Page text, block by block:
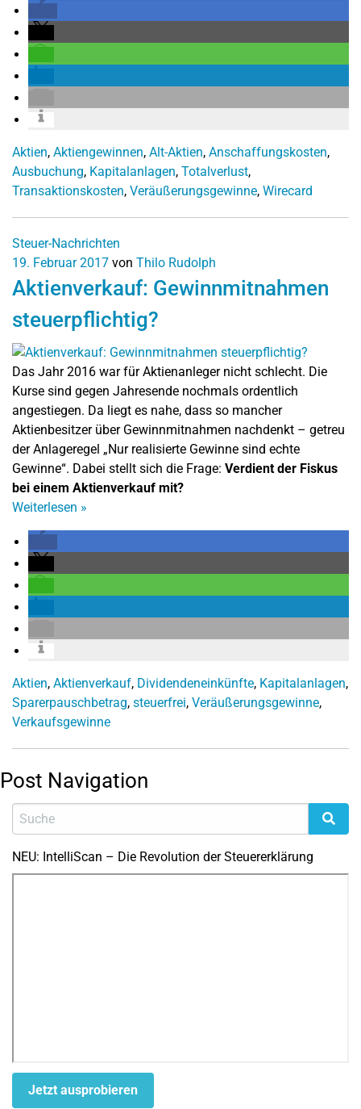
Aktien, Aktiengewinnen, Alt-Aktien, Anschaffungskosten,
Ausbuchung, Kapitalanlagen, Totalverlust,
Transaktionskosten, Veräußerungsgewinne, Wirecard
Steuer-Nachrichten
19. Februar 2017 von Thilo Rudolph
Aktienverkauf: Gewinnmitnahmen
steuerpflichtig?
Das Jahr 2016 war für Aktienanleger nicht schlecht. Die
Kurse sind gegen Jahresende nochmals ordentlich
angestiegen. Da liegt es nahe, dass so mancher
Aktienbesitzer über Gewinnmitnahmen nachdenkt – getreu
der Anlageregel „Nur realisierte Gewinne sind echte
Gewinne“. Dabei stellt sich die Frage: Verdient der Fiskus
bei einem Aktienverkauf mit?
Weiterlesen »
Aktien, Aktienverkauf, Dividendeneinkünfte, Kapitalanlagen,
Sparerpauschbetrag, steuerfrei, Veräußerungsgewinne,
Verkaufsgewinne
Post Navigation
NEU: IntelliScan – Die Revolution der Steuererklärung
Jetzt ausprobieren